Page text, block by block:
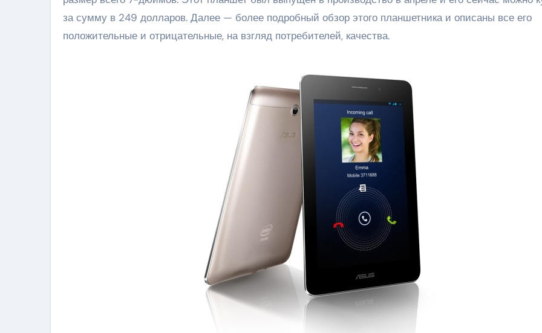
за сумму в 249 долларов. Далее — более подробный обзор этого планшетника и описаны все его
положительные и отрицательные, на взгляд потребителей, качества.